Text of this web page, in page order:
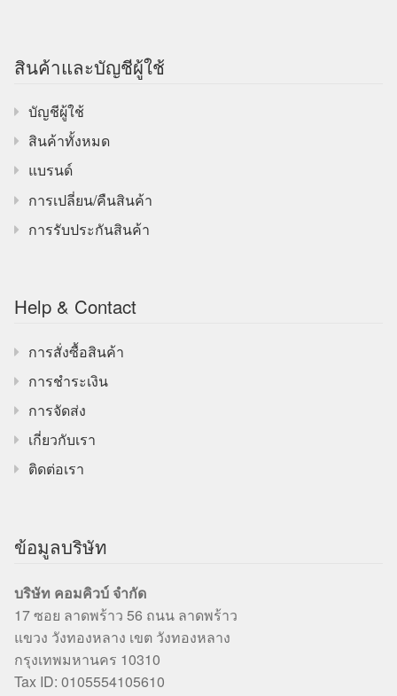
สินค้าและบัญชีผู้ใช้
บัญชีผู้ใช้
สินค้าทั้งหมด
แบรนด์
การเปลี่ยน/คืนสินค้า
การรับประกันสินค้า
Help & Contact
การสั่งซื้อสินค้า
การชำระเงิน
การจัดส่ง
เกี่ยวกับเรา
ติดต่อเรา
ข้อมูลบริษัท
บริษัท คอมคิวบ์ จำกัด
17 ซอย ลาดพร้าว 56 ถนน ลาดพร้าว
แขวง วังทองหลาง เขต วังทองหลาง
กรุงเทพมหานคร 10310
Tax ID: 0105554105610